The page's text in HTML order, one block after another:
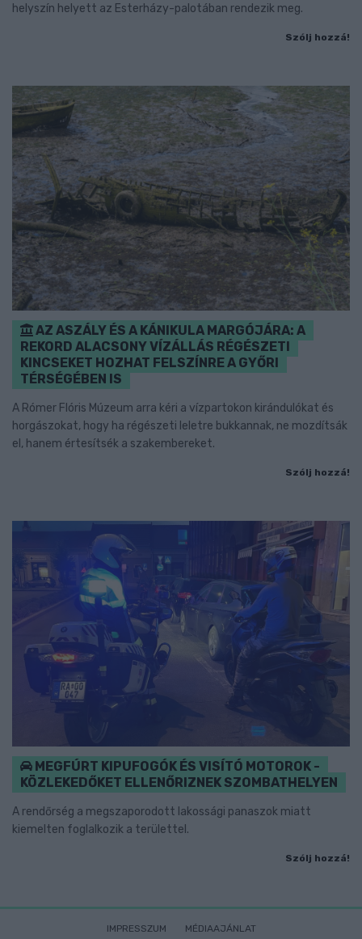
helyszín helyett az Esterházy-palotában rendezik meg.
Szólj hozzá!
AZ ASZÁLY ÉS A KÁNIKULA MARGÓJÁRA: A
REKORD ALACSONY VÍZÁLLÁS RÉGÉSZETI
KINCSEKET HOZHAT FELSZÍNRE A GYŐRI
TÉRSÉGÉBEN IS
A Rómer Flóris Múzeum arra kéri a vízpartokon kirándulókat és
horgászokat, hogy ha régészeti leletre bukkannak, ne mozdítsák
el, hanem értesítsék a szakembereket.
Szólj hozzá!
MEGFÚRT KIPUFOGÓK ÉS VISÍTÓ MOTOROK -
KÖZLEKEDŐKET ELLENŐRIZNEK SZOMBATHELYEN
A rendőrség a megszaporodott lakossági panaszok miatt
kiemelten foglalkozik a területtel.
Szólj hozzá!
IMPRESSZUM
MÉDIAAJÁNLAT